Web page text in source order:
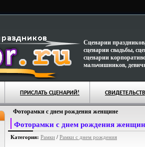
Сценарии
сценарии свадьбы,
сценарии
мальчишников,
ПРИСЛАТЬ СЦЕНАРИЙ!
Фоторамки с днем рождения женщине
Фоторамки с днем рождения
Категория: Рамки / Рамки с днем рождения